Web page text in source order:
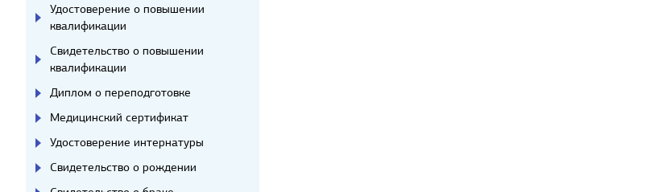
Удостоверение о повышении
квалификации
Свидетельство о повышении
квалификации
Диплом о переподготовке
Медицинский сертификат
Удостоверение интернатуры
Свидетельство о рождении